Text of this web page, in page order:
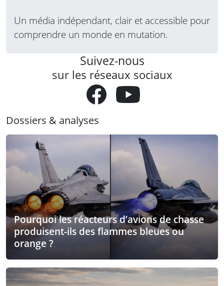
Un média indépendant, clair et accessible pour
comprendre un monde en mutation.
Suivez-nous
sur les réseaux sociaux
Dossiers & analyses
Pourquoi les réacteurs d’avions de chasse
produisent-ils des flammes bleues ou
orange ?